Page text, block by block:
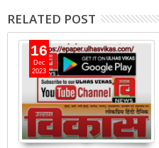
RELATED POST
16
Dec
2023